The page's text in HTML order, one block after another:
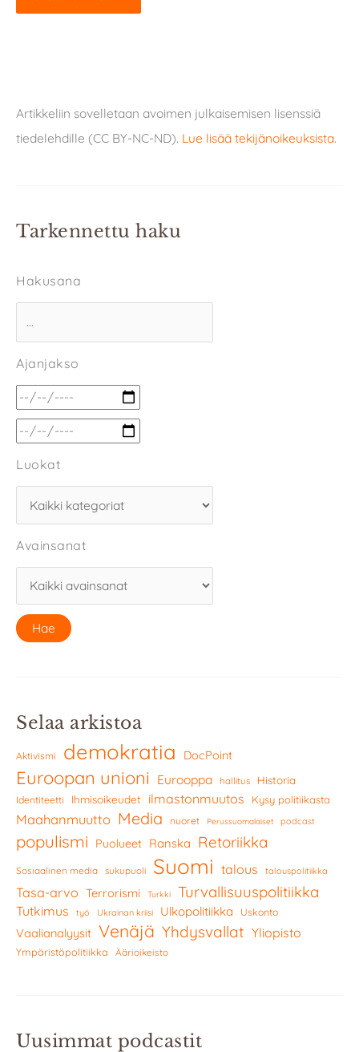
Artikkeliin sovelletaan avoimen julkaisemisen lisenssiä
tiedelehdille (CC BY-NC-ND). Lue lisää tekijänoikeuksista.
Tarkennettu haku
Hakusana
Ajanjakso
Luokat
Avainsanat
Selaa arkistoa
Aktivismi demokratia DocPoint
Euroopan unioni Eurooppa hallitus Historia
Identiteetti Ihmisoikeudet ilmastonmuutos Kysy politiikasta
Maahanmuutto Media nuoret Perussuomalaiset podcast
populismi Puolueet Ranska Retoriikka
Sosiaalinen media sukupuoli Suomi talous talouspolitiikka
Tasa-arvo Terrorismi Turkki Turvallisuuspolitiikka
Tutkimus työ Ukrainan kriisi Ulkopolitiikka Uskonto
Vaalianalyysit Venäjä Yhdysvallat Yliopisto
Ympäristöpolitiikka Äärioikeisto
Uusimmat podcastit